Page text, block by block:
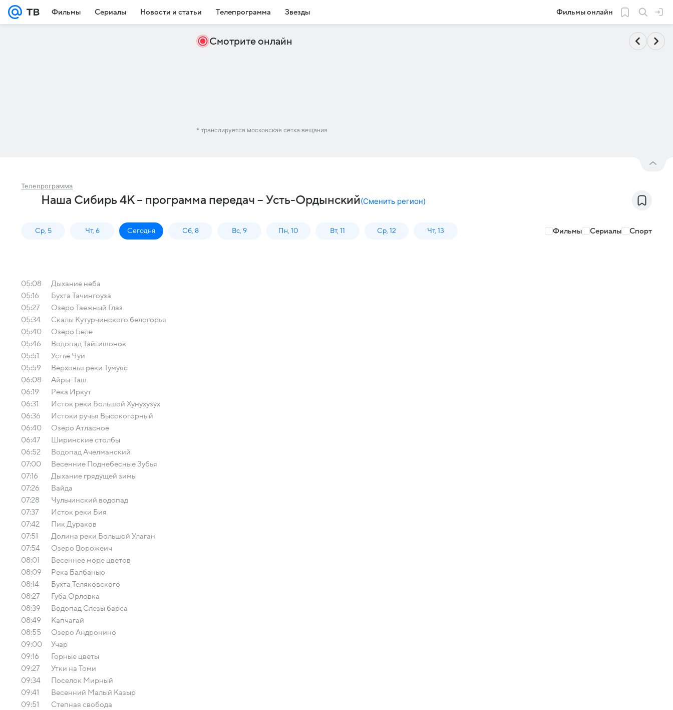
Фильмы Сериалы Новости и статьи Телепрограмма Звезды Фильмы онлайн
Смотрите онлайн
* транслируется московская сетка вещания
Телепрограмма
Наша Сибирь 4К – программа передач – Усть-Ордынский(Сменить регион)
Ср, 5 Чт, 6 Сегодня Сб, 8 Вс, 9 Пн, 10 Вт, 11 Ср, 12 Чт, 13 Фильмы Сериалы Спорт
05:08
Дыхание неба
05:16
Бухта Тачингоуза
05:27
Озеро Таежный Глаз
05:34
Скалы Кутурчинского белогорья
05:40
Озеро Беле
05:46
Водопад Тайгишонок
05:51
Устье Чуи
05:59
Верховья реки Тумуяс
06:08
Айры-Таш
06:19
Река Иркут
06:31
Исток реки Большой Хунухузух
06:36
Истоки ручья Высокогорный
06:40
Озеро Атласное
06:47
Ширинские столбы
06:52
Водопад Ачелманский
07:00
Весенние Поднебесные Зубья
07:16
Дыхание грядущей зимы
07:26
Вайда
07:28
Чульчинский водопад
07:37
Исток реки Бия
07:42
Пик Дураков
07:51
Долина реки Большой Улаган
07:54
Озеро Ворожеич
08:01
Весеннее море цветов
08:09
Река Балбанью
08:14
Бухта Теляковского
08:27
Губа Орловка
08:39
Водопад Слезы барса
08:49
Капчагай
08:55
Озеро Андронино
09:00
Учар
09:16
Горные цветы
09:27
Утки на Томи
09:34
Поселок Мирный
09:41
Весенний Малый Казыр
09:51
Степная свобода